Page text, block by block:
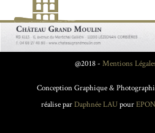
@2018 - Mentions
Conception Graphique &
réalise parDaphnée LAUpour